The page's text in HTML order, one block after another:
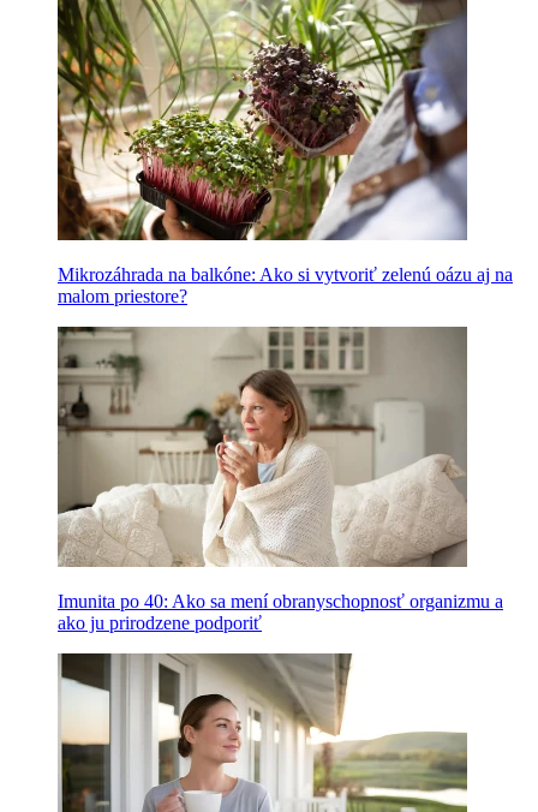
Mikrozáhrada na balkóne: Ako si vytvoriť zelenú oázu aj na
malom priestore?
Imunita po 40: Ako sa mení obranyschopnosť organizmu a
ako ju prirodzene podporiť